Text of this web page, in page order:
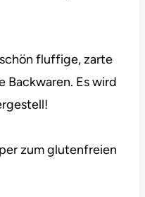
fluffige, zarte
Backwaren. Es wird
zum glutenfreien